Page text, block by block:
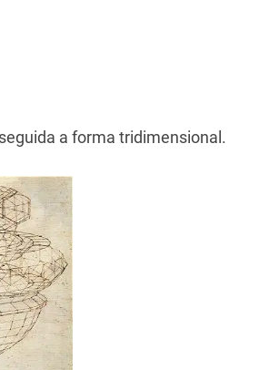
a forma tridimensional.